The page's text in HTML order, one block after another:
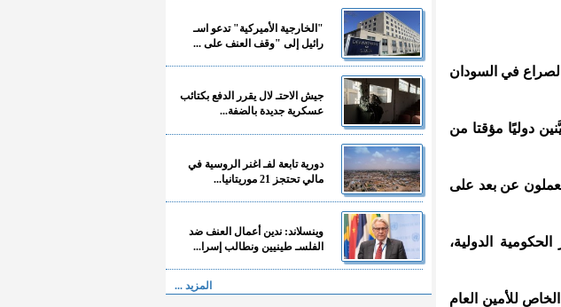
في السودان
دوليًا مؤقتا من
عن بعد على
غير الحكومية الدولية،
للأمين العام
"الخارجية الأميركية" تدعو اسـ
رائيل إلى "وقف العنف على ...
جيش الاحتـ لال يقرر الدفع بكتائب
عسكرية جديدة بالضفة...
دورية تابعة لفـ اغنر الروسية في
مالي تحتجز 21 موريتانيا...
وينسلاند: ندين أعمال العنف ضد
الفلسـ طينيين ونطالب إسرا...
المزيد ...